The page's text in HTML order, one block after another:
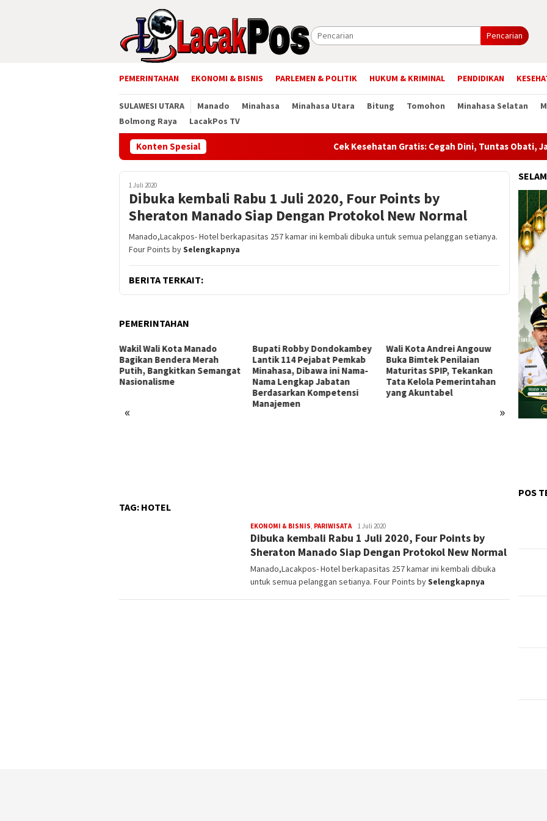
Pencarian
PEMERINTAHAN EKONOMI & BISNIS PARLEMEN & POLITIK HUKUM & KRIMINAL PENDIDIKAN
SULAWESI UTARA Manado Minahasa Minahasa Utara Bitung Tomohon Minahasa Selatan
Bolmong Raya
LacakPos TV
Konten Spesial Cek Kesehatan Gratis: Cegah Dini, Tuntas Obati,
1 Juli 2020
Dibuka kembali Rabu 1 Juli 2020, Four Points by
Sheraton Manado Siap Dengan Protokol New Normal
Manado,Lacakpos- Hotel berkapasitas 257 kamar ini kembali dibuka untuk semua pelanggan setianya.
Four Points bySelengkapnya
BERITA TERKAIT:
PEMERINTAHAN
« »
Wakil Wali Kota Manado
Bagikan Bendera Merah
Putih, Bangkitkan Semangat
Nasionalisme
Bupati Robby Dondokambey
Lantik 114 Pejabat Pemkab
Minahasa, Dibawa ini Nama-
Nama Lengkap Jabatan
Berdasarkan Kompetensi
Manajemen
Wali Kota Andrei Angouw
Buka Bimtek Penilaian
Maturitas SPIP, Tekankan
Tata Kelola Pemerintahan
yang Akuntabel
TAG: HOTEL
EKONOMI & BISNIS, PARIWISATAEditor
1 Juli 2020
Dibuka kembali Rabu 1 Juli 2020, Four Points by
Sheraton Manado Siap Dengan Protokol New Normal
Manado,Lacakpos- Hotel berkapasitas 257 kamar ini kembali dibuka
untuk semua pelanggan setianya. Four Points bySelengkapnya
POS